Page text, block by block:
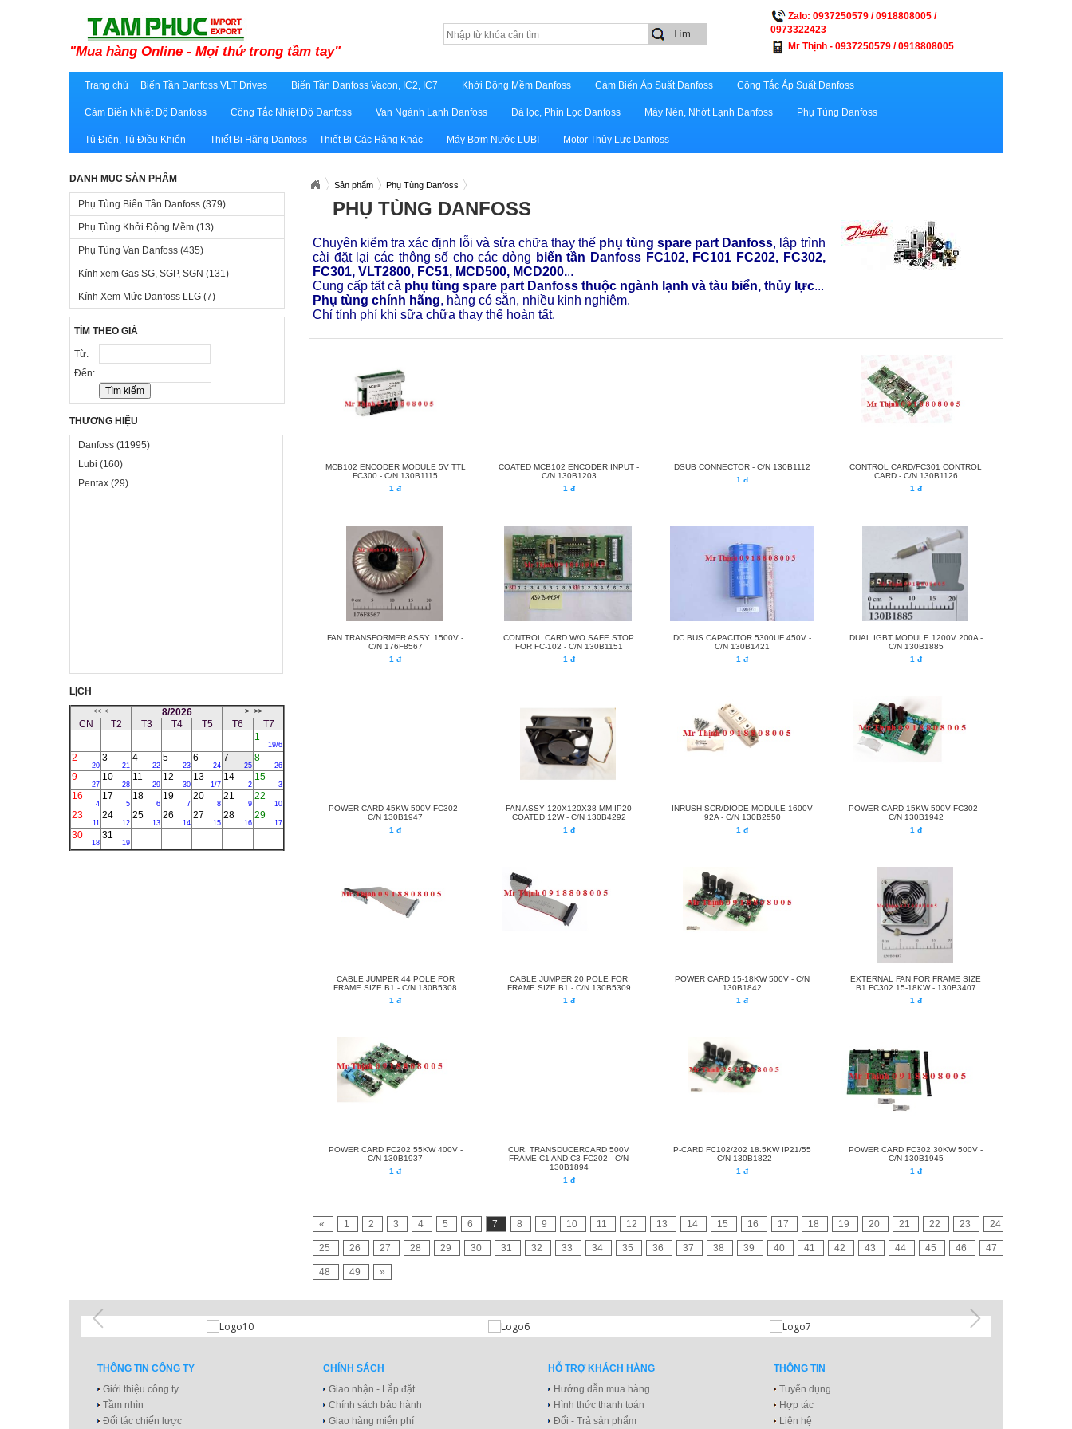
"Mua hàng Online - Mọi thứ trong tầm tay"
Zalo: 0937250579 / 0918808005 /
0973322423
Mr Thịnh - 0937250579 / 0918808005
Trang chủ Biến Tần Danfoss VLT Drives Biến Tần Danfoss Vacon, IC2, IC7 Khởi Động Mềm Danfoss Cảm Biến Áp Suất Danfoss Công Tắc Áp Suất Danfoss
Cảm Biến Nhiệt Độ Danfoss Công Tắc Nhiệt Độ Danfoss Van Ngành Lạnh Danfoss Đá lọc, Phin Lọc Danfoss Máy Nén, Nhớt Lạnh Danfoss Phụ Tùng Danfoss
Tủ Điện, Tủ Điều Khiển Thiết Bị Hãng Danfoss Thiết Bị Các Hãng Khác Máy Bơm Nước LUBI Motor Thủy Lực Danfoss
DANH MỤC SẢN PHẨM
Phụ Tùng Biến Tần Danfoss (379)
Phụ Tùng Khởi Động Mềm (13)
Phụ Tùng Van Danfoss (435)
Kính xem Gas SG, SGP, SGN (131)
Kính Xem Mức Danfoss LLG (7)
TÌM THEO GIÁ
Từ:
Đến:
THƯƠNG HIỆU
Danfoss (11995)
Lubi (160)
Pentax (29)
LỊCH
<< < 8/2026 > >>
CN T2 T3 T4 T5 T6
T7
1
19/6
2
20
3
21
4
22
5
23
6
24
7
25
8
26
9
27
10
28
11
29
12
30
13
1/7
14
2
15
3
16
4
17
5
18
6
19
7
20
8
21
9
22
10
23
11
24
12
25
13
26
14
27
15
28
16
29
17
30
18
31
19
Sản phẩm Phụ Tùng Danfoss
PHỤ TÙNG DANFOSS
Chuyên kiểm tra xác định lỗi và sửa chữa thay thế phụ tùng spare part Danfoss, lập trình
cài đặt lại các thông số cho các dòng biến tần Danfoss FC102, FC101 FC202, FC302,
FC301, VLT2800, FC51, MCD500, MCD200...
Cung cấp tất cả phụ tùng spare part Danfoss thuộc ngành lạnh và tàu biển, thủy lực...
Phụ tùng chính hãng, hàng có sẵn, nhiều kinh nghiệm.
Chỉ tính phí khi sữa chữa thay thế hoàn tất.
MCB102 ENCODER MODULE 5V TTL
FC300 - C/N 130B1115
1 đ
COATED MCB102 ENCODER INPUT -
C/N 130B1203
1 đ
DSUB CONNECTOR - C/N 130B1112
1 đ
CONTROL CARD/FC301 CONTROL
CARD - C/N 130B1126
1 đ
FAN TRANSFORMER ASSY. 1500V -
C/N 176F8567
1 đ
CONTROL CARD W/O SAFE STOP
FOR FC-102 - C/N 130B1151
1 đ
DC BUS CAPACITOR 5300UF 450V -
C/N 130B1421
1 đ
DUAL IGBT MODULE 1200V 200A -
C/N 130B1885
1 đ
POWER CARD 45KW 500V FC302 -
C/N 130B1947
1 đ
FAN ASSY 120X120X38 MM IP20
COATED 12W - C/N 130B4292
1 đ
INRUSH SCR/DIODE MODULE 1600V
92A - C/N 130B2550
1 đ
POWER CARD 15KW 500V FC302 -
C/N 130B1942
1 đ
CABLE JUMPER 44 POLE FOR
FRAME SIZE B1 - C/N 130B5308
1 đ
CABLE JUMPER 20 POLE FOR
FRAME SIZE B1 - C/N 130B5309
1 đ
POWER CARD 15-18KW 500V - C/N
130B1842
1 đ
EXTERNAL FAN FOR FRAME SIZE
B1 FC302 15-18KW - 130B3407
1 đ
POWER CARD FC202 55KW 400V -
C/N 130B1937
1 đ
CUR. TRANSDUCERCARD 500V
FRAME C1 AND C3 FC202 - C/N
130B1894
1 đ
P-CARD FC102/202 18.5KW IP21/55
- C/N 130B1822
1 đ
POWER CARD FC302 30KW 500V -
C/N 130B1945
1 đ
« 1 2 3 4 5 6 7 8 9 10 11 12 13 14 15 16 17 18 19 20 21 22 23 24
25 26 27 28 29 30 31 32 33 34 35 36 37 38 39 40 41 42 43 44 45 46 47
48 49 »
THÔNG TIN CÔNG TY
Giới thiệu công ty
Tầm nhìn
Đối tác chiến lược
CHÍNH SÁCH
Giao nhận - Lắp đặt
Chính sách bảo hành
Giao hàng miễn phí
HỖ TRỢ KHÁCH HÀNG
Hướng dẫn mua hàng
Hình thức thanh toán
Đổi - Trả sản phẩm
THÔNG TIN
Tuyển dụng
Hợp tác
Liên hệ